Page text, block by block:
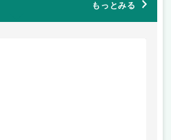
もっとみる